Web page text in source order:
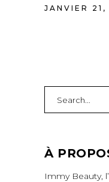
JANVIER
À
Immy Beauty,